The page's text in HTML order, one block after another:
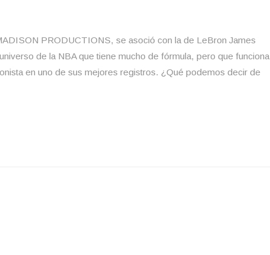
PRODUCTIONS, se asoció con la de LeBron James
de la NBA que tiene mucho de fórmula, pero que funciona
en uno de sus mejores registros. ¿Qué podemos decir de